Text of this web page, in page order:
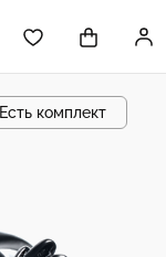
Есть комплект